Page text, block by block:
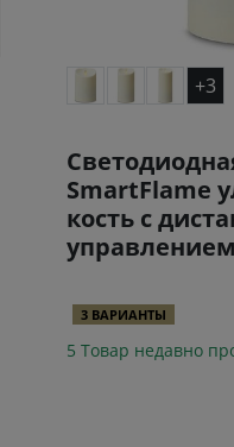
+3
SmartFlame
кость с
управлением
3 ВАРИАНТЫ
5 Товар недавно